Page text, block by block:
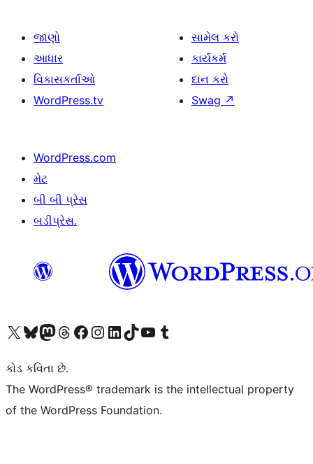
જાણો
આધાર
વિકાસકર્તાઓ
WordPress.tv
સામેલ કરો
કાર્યકર્મ
દાન કરો
Swag ↗
WordPress.com
મેટ
બી બી પ્રેસ
બડીપ્રેસ.
અમારા X (અગાઉ ટ્વિટર) એકાઉન્ટની મુલાકાત લોઅમારા Bluesky એકાઉન્ટની મુલાકાત લોઅમારા માસ્ટોડોન એકાઉન્ટની મુલાકાત લોઅમારા Threads એકાઉન્ટની મુલાકાત લો અમારા ફેસબુક પેજની મુલાકાત લોઅમારા ઇન્સ્ટાગ્રામ એકાઉન્ટની મુલાકાત લો અમારા LinkedIn એકાઉન્ટની મુલાકાત લોઅમારા TikTok એકાઉન્ટની મુલાકાત લોઅમારી YouTube ચેનલની મુલાકાત લો અમારા Tumblr એકાઉન્ટની મુલાકાત લો
કોડ કવિતા છે.
The WordPress® trademark is the intellectual property
of the WordPress Foundation.